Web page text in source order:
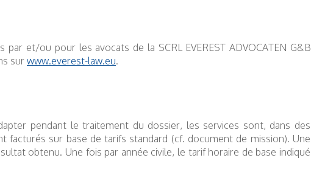
et/ou pour les avocats de la SCRL EVEREST ADVOCATEN G&B
sur www.everest-law.eu.
pendant le traitement du dossier, les services sont, dans des
facturés sur base de tarifs standard (cf. document de mission). Une
obtenu. Une fois par année civile, le tarif horaire de base indiqué